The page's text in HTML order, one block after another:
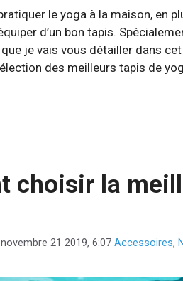
le yoga à la maison, en
d’un bon tapis.
je vais vous détailler dans
des meilleurs tapis de
choisir la
novembre 21 2019, 6:07 Catégories
Accessoires,